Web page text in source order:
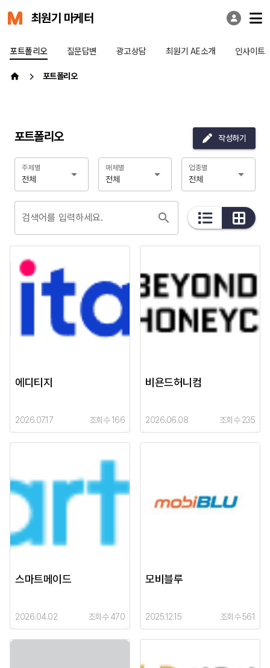
최원기 마케터
포트폴리오 질문답변 광고상담 최원기 AE소개 인사이트
포트폴리오
포트폴리오 작성하기
전체
주제별
전체
매체별
전체
업종별
검색어를 입력하세요.
에디티지
2026.07.17 조회수 166
비욘드허니컴
2026.06.08 조회수 235
스마트메이드
2026.04.02 조회수 470
모비블루
2025.12.15 조회수 561